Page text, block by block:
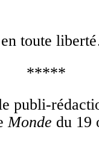
toute
*****
publi-
Monde du 19